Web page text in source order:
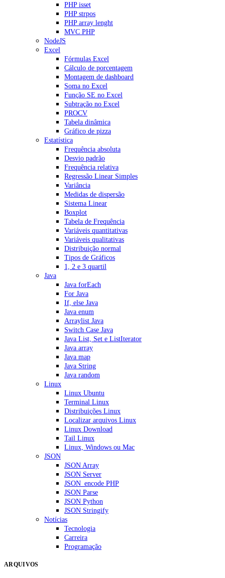
PHP isset
PHP strpos
PHP array lenght
MVC PHP
NodeJS
Excel
Fórmulas Excel
Cálculo de porcentagem
Montagem de dashboard
Soma no Excel
Função SE no Excel
Subtração no Excel
PROCV
Tabela dinâmica
Gráfico de pizza
Estatística
Frequência absoluta
Desvio padrão
Frequência relativa
Regressão Linear Simples
Variância
Medidas de dispersão
Sistema Linear
Boxplot
Tabela de Frequência
Variáveis quantitativas
Variáveis qualitativas
Distribuição normal
Tipos de Gráficos
1, 2 e 3 quartil
Java
Java forEach
For Java
If, else Java
Java enum
Arraylist Java
Switch Case Java
Java List, Set e ListIterator
Java array
Java map
Java String
Java random
Linux
Linux Ubuntu
Terminal Linux
Distribuições Linux
Localizar arquivos Linux
Linux Download
Tail Linux
Linux, Windows ou Mac
JSON
JSON Array
JSON Server
JSON_encode PHP
JSON Parse
JSON Python
JSON Stringify
Notícias
Tecnologia
Carreira
Programação
ARQUIVOS